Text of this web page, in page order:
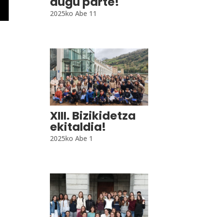
2025ko Abe 11
XIII. Bizikidetza
ekitaldia!
2025ko Abe 1